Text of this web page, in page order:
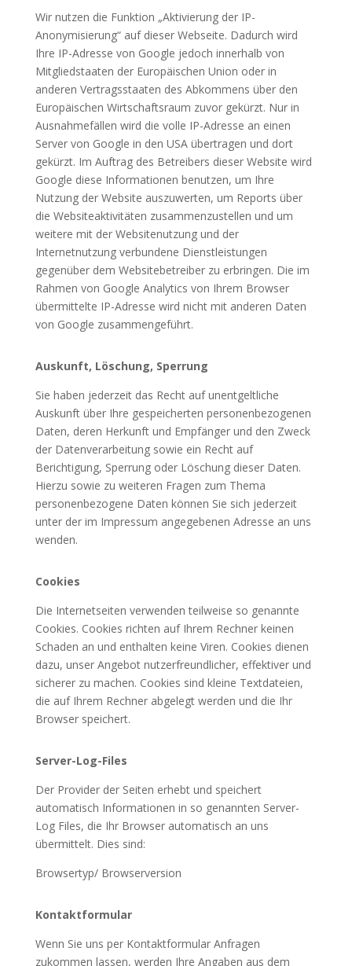
Wir nutzen die Funktion „Aktivierung der IP-
Anonymisierung“ auf dieser Webseite. Dadurch wird
Ihre IP-Adresse von Google jedoch innerhalb von
Mitgliedstaaten der Europäischen Union oder in
anderen Vertragsstaaten des Abkommens über den
Europäischen Wirtschaftsraum zuvor gekürzt. Nur in
Ausnahmefällen wird die volle IP-Adresse an einen
Server von Google in den USA übertragen und dort
gekürzt. Im Auftrag des Betreibers dieser Website wird
Google diese Informationen benutzen, um Ihre
Nutzung der Website auszuwerten, um Reports über
die Websiteaktivitäten zusammenzustellen und um
weitere mit der Websitenutzung und der
Internetnutzung verbundene Dienstleistungen
gegenüber dem Websitebetreiber zu erbringen. Die im
Rahmen von Google Analytics von Ihrem Browser
übermittelte IP-Adresse wird nicht mit anderen Daten
von Google zusammengeführt.
Auskunft, Löschung, Sperrung
Sie haben jederzeit das Recht auf unentgeltliche
Auskunft über Ihre gespeicherten personenbezogenen
Daten, deren Herkunft und Empfänger und den Zweck
der Datenverarbeitung sowie ein Recht auf
Berichtigung, Sperrung oder Löschung dieser Daten.
Hierzu sowie zu weiteren Fragen zum Thema
personenbezogene Daten können Sie sich jederzeit
unter der im Impressum angegebenen Adresse an uns
wenden.
Cookies
Die Internetseiten verwenden teilweise so genannte
Cookies. Cookies richten auf Ihrem Rechner keinen
Schaden an und enthalten keine Viren. Cookies dienen
dazu, unser Angebot nutzerfreundlicher, effektiver und
sicherer zu machen. Cookies sind kleine Textdateien,
die auf Ihrem Rechner abgelegt werden und die Ihr
Browser speichert.
Server-Log-Files
Der Provider der Seiten erhebt und speichert
automatisch Informationen in so genannten Server-
Log Files, die Ihr Browser automatisch an uns
übermittelt. Dies sind:
Browsertyp/ Browserversion
Kontaktformular
Wenn Sie uns per Kontaktformular Anfragen
zukommen lassen, werden Ihre Angaben aus dem